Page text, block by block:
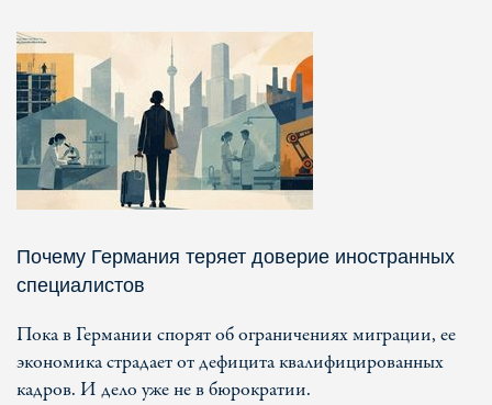
Почему Германия теряет доверие иностранных
специалистов
Пока в Германии спорят об ограничениях миграции, ее
экономика страдает от дефицита квалифицированных
кадров. И дело уже не в бюрократии.